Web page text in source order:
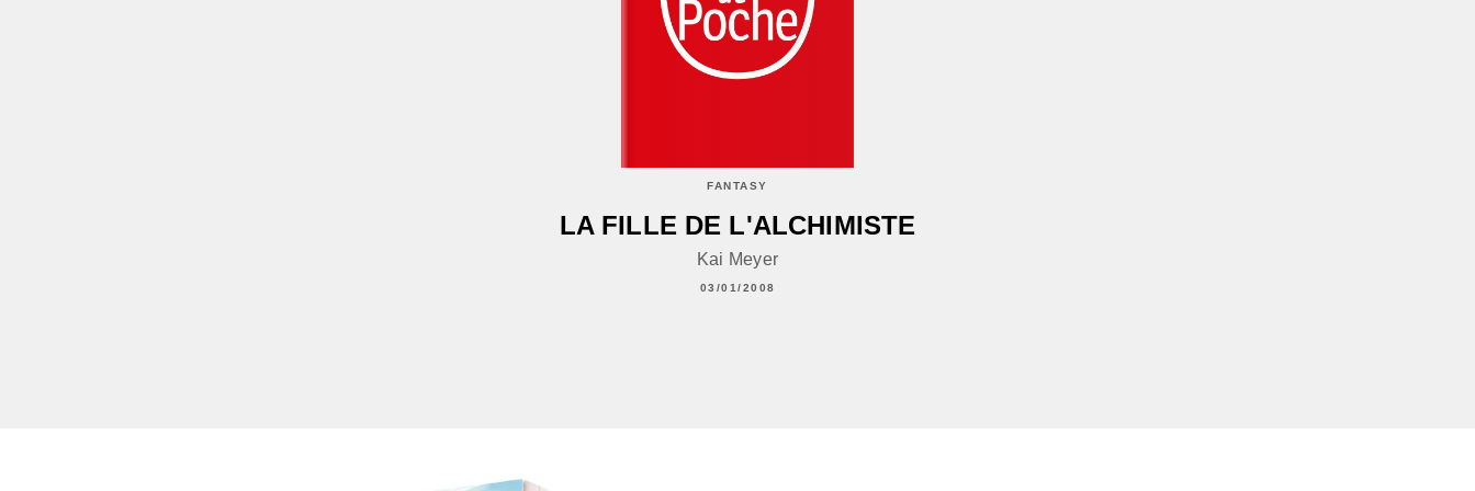
FANTASY
LA FILLE DE L'ALCHIMISTE
Kai Meyer
03/01/2008